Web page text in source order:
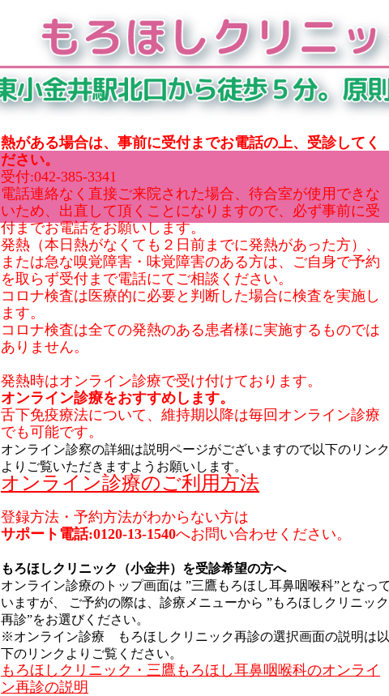
熱がある場合は、事前に受付までお電話の上、受診してく
ださい。
受付:042-385-3341
電話連絡なく直接ご来院された場合、待合室が使用できな
いため、出直して頂くことになりますので、必ず事前に受
付までお電話をお願いします。
発熱（本日熱がなくても２日前までに発熱があった方）、
または急な嗅覚障害・味覚障害のある方は、ご自身で予約
を取らず受付まで電話にてご相談ください。
コロナ検査は医療的に必要と判断した場合に検査を実施し
ます。
コロナ検査は全ての発熱のある患者様に実施するものでは
ありません。
発熱時はオンライン診療で受け付けております。
オンライン診療をおすすめします。
舌下免疫療法について、維持期以降は毎回オンライン診療
でも可能です。
オンライン診察の詳細は説明ページがございますので以下のリンク
よりご覧いただきますようお願いします。
オンライン診療のご利用方法
登録方法・予約方法がわからない方は
サポート電話:0120-13-1540へお問い合わせください。
もろほしクリニック（小金井）を受診希望の方へ
オンライン診療のトップ画面は ”三鷹もろほし耳鼻咽喉科”となって
いますが、 ご予約の際は、診療メニューから ”もろほしクリニック
再診”をお選びください。
※オンライン診療 もろほしクリニック再診の選択画面の説明は以
下のリンクよりご覧ください。
もろほしクリニック・三鷹もろほし耳鼻咽喉科のオンライ
ン再診の説明